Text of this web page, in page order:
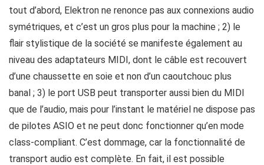
tout d’abord, Elektron ne renonce pas aux connexions audio
symétriques, et c’est un gros plus pour la machine ; 2) le
flair stylistique de la société se manifeste également au
niveau des adaptateurs MIDI, dont le câble est recouvert
d’une chaussette en soie et non d’un caoutchouc plus
banal ; 3) le port USB peut transporter aussi bien du MIDI
que de l’audio, mais pour l’instant le matériel ne dispose pas
de pilotes ASIO et ne peut donc fonctionner qu’en mode
class-compliant. C’est dommage, car la fonctionnalité de
transport audio est complète. En fait, il est possible